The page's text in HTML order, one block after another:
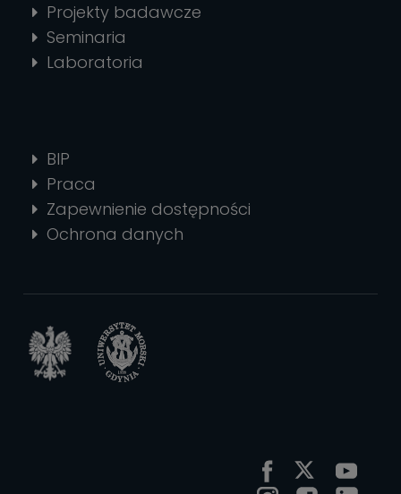
Projekty badawcze
Seminaria
Laboratoria
BIP
Praca
Zapewnienie dostępności
Ochrona danych